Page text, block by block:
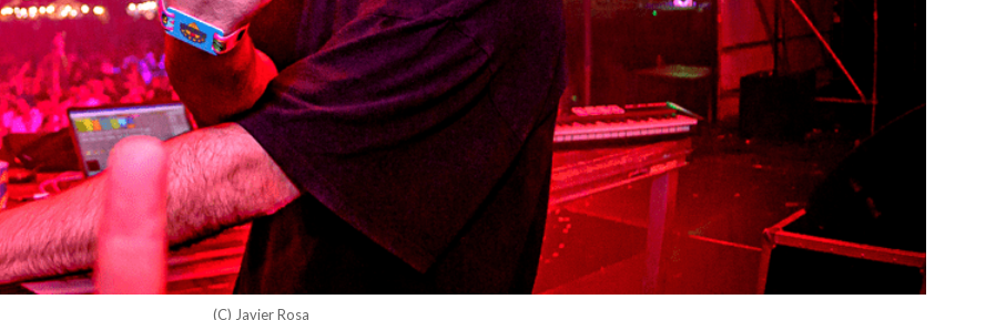
(C) Javier Rosa